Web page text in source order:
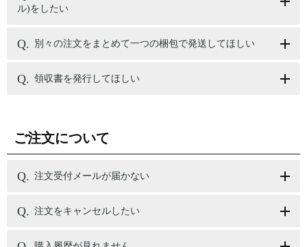
ル)をしたい
別々の注文をまとめて一つの梱包で発送してほしい
領収書を発行してほしい
ご注文について
注文受付メールが届かない
注文をキャンセルしたい